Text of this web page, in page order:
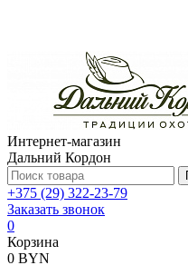
Интернет-магазин
Дальний Кордон
+375 (29) 322-23-79
Заказать звонок
0
Корзина
0 BYN